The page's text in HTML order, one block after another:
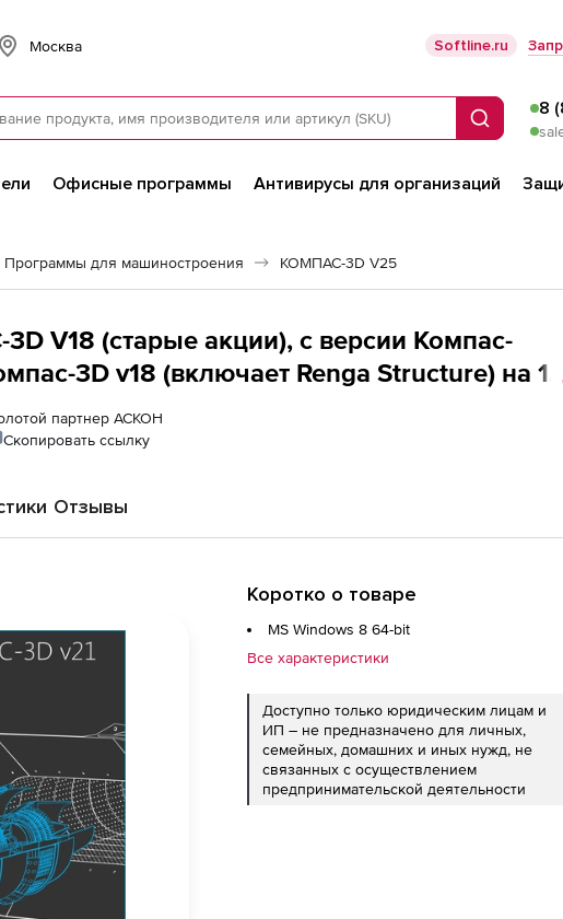
Москва Softline.ru
Поиск
8
Офисные программы Антивирусы для организаций
Программы для машиностроения КОМПАС-3D V25
V18 (старые акции), с версии Компaс-
3D v18 (включает Renga Structure) на 1
партнер АСКОН
Скопировать ссылку
Отзывы
Коротко о товаре
MS Windows 8 64-bit
Все характеристики
Доступно только юридическим лицам и
ИП – не предназначено для личных,
семейных, домашних и иных нужд, не
связанных с осуществлением
предпринимательской деятельности